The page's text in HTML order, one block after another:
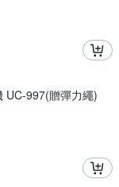
UC-997(贈彈力繩)